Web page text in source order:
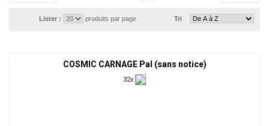
Tri
Lister : produits par page
COSMIC CARNAGE Pal (sans notice)
32x